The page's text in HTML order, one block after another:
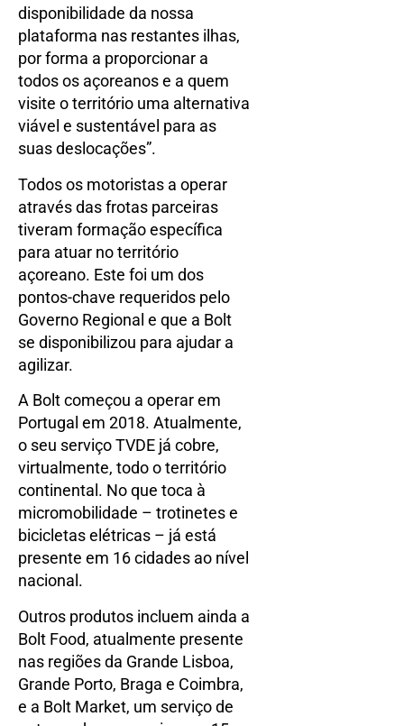
disponibilidade da nossa
plataforma nas restantes ilhas,
por forma a proporcionar a
todos os açoreanos e a quem
visite o território uma alternativa
viável e sustentável para as
suas deslocações”.
Todos os motoristas a operar
através das frotas parceiras
tiveram formação específica
para atuar no território
açoreano. Este foi um dos
pontos-chave requeridos pelo
Governo Regional e que a Bolt
se disponibilizou para ajudar a
agilizar.
A Bolt começou a operar em
Portugal em 2018. Atualmente,
o seu serviço TVDE já cobre,
virtualmente, todo o território
continental. No que toca à
micromobilidade – trotinetes e
bicicletas elétricas – já está
presente em 16 cidades ao nível
nacional.
Outros produtos incluem ainda a
Bolt Food, atualmente presente
nas regiões da Grande Lisboa,
Grande Porto, Braga e Coimbra,
e a Bolt Market, um serviço de